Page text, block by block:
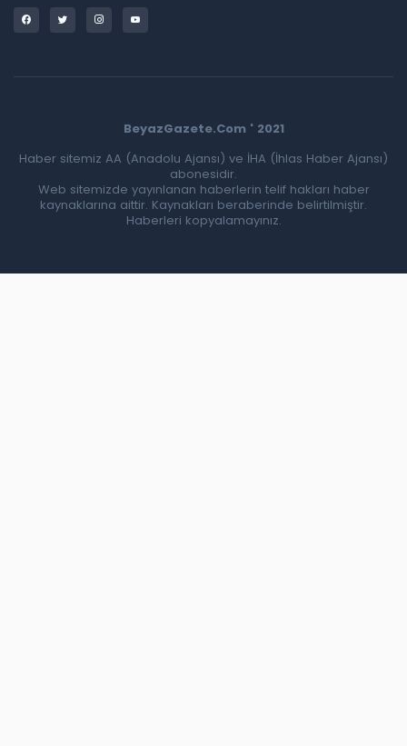
BeyazGazete.Com ' 2021
Haber sitemiz AA (Anadolu Ajansı) ve İHA (İhlas Haber Ajansı)
abonesidir.
Web sitemizde yayınlanan haberlerin telif hakları haber
kaynaklarına aittir. Kaynakları beraberinde belirtilmiştir.
Haberleri kopyalamayınız.